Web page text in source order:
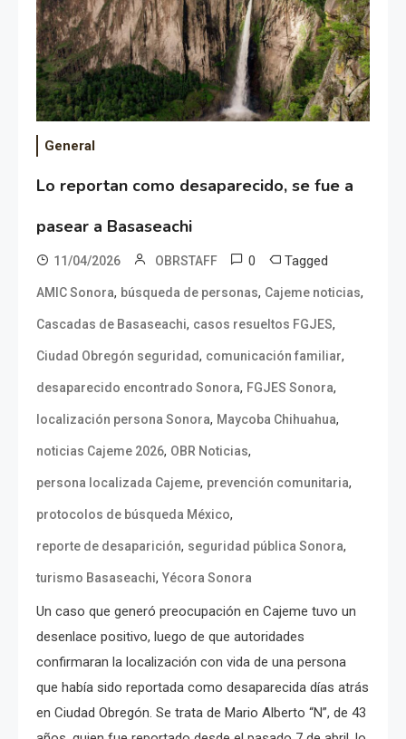
General
Lo reportan como desaparecido, se fue a
pasear a Basaseachi
11/04/2026 OBRSTAFF 0 Tagged
AMIC Sonora, búsqueda de personas, Cajeme noticias,
Cascadas de Basaseachi, casos resueltos FGJES,
Ciudad Obregón seguridad, comunicación familiar,
desaparecido encontrado Sonora, FGJES Sonora,
localización persona Sonora, Maycoba Chihuahua,
noticias Cajeme 2026, OBR Noticias,
persona localizada Cajeme, prevención comunitaria,
protocolos de búsqueda México,
reporte de desaparición, seguridad pública Sonora,
turismo Basaseachi, Yécora Sonora
Un caso que generó preocupación en Cajeme tuvo un
desenlace positivo, luego de que autoridades
confirmaran la localización con vida de una persona
que había sido reportada como desaparecida días atrás
en Ciudad Obregón. Se trata de Mario Alberto “N”, de 43